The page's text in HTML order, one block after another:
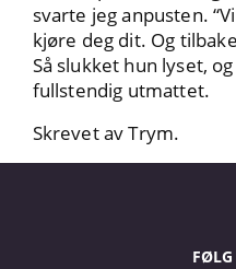
svarte jeg anpusten.
kjøre deg dit. Og
Så slukket hun lyset,
fullstendig utmattet.
Skrevet av Trym.
FØLG